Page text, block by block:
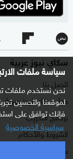
سياسة ملفات
نحن نستخدم ملفات
لموقعنا ولتحسين
فإنك توافق على
سياسية الخصوصية
سكاي نيوز عربية
اتصل بنا
حول سكاي نيوز عربية
برنامج التدريب
الشروط والأحكام
سياسة الخصوصية